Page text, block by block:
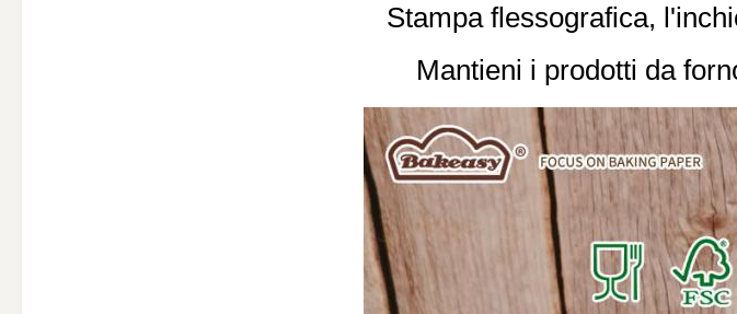
Stampa flessografica,
Mantieni i prodotti da